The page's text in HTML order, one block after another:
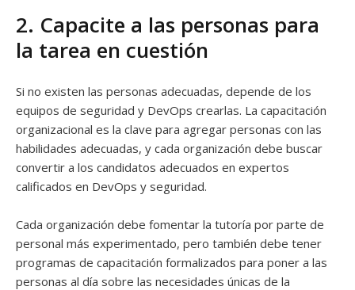
2. Capacite a las personas para
la tarea en cuestión
Si no existen las personas adecuadas, depende de los
equipos de seguridad y DevOps crearlas. La capacitación
organizacional es la clave para agregar personas con las
habilidades adecuadas, y cada organización debe buscar
convertir a los candidatos adecuados en expertos
calificados en DevOps y seguridad.
Cada organización debe fomentar la tutoría por parte de
personal más experimentado, pero también debe tener
programas de capacitación formalizados para poner a las
personas al día sobre las necesidades únicas de la